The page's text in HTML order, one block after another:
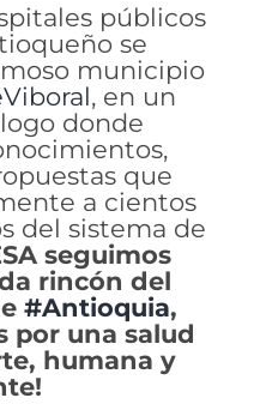
públicos
se
municipio
, en un
donde
que
a cientos
del sistema de
seguimos
rincón del
#Antioquia,
por una salud
humana y